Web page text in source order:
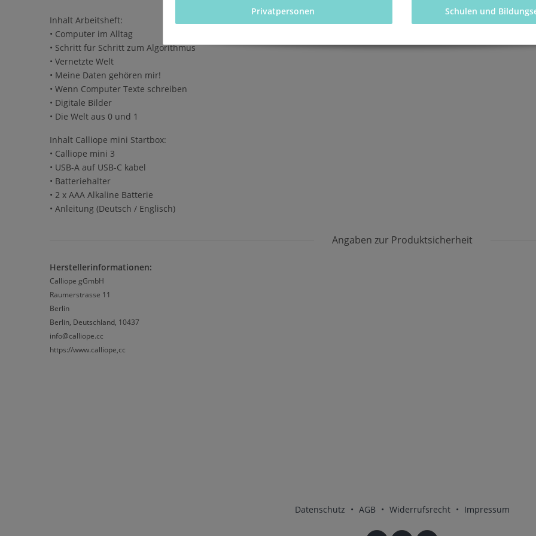
Inhalt Arbeitsheft:
• Computer im Alltag
• Schritt für Schritt zum Algorithmus
• Vernetzte Welt
• Meine Daten gehören mir!
• Wenn Computer Texte schreiben
• Digitale Bilder
• Die Welt aus 0 und 1
Inhalt Calliope mini Startbox:
• Calliope mini 3
• USB-A auf USB-C kabel
• Batteriehalter
• 2 x AAA Alkaline Batterie
• Anleitung (Deutsch / Englisch)
Angaben zur Produktsicherheit
Herstellerinformationen:
Calliope gGmbH
Raumerstrasse 11
Berlin
Berlin, Deutschland, 10437
info@calliope.cc
https://www.calliope,cc
Datenschutz • AGB • Widerrufsrecht • Impressum
Privatpersonen Schulen und